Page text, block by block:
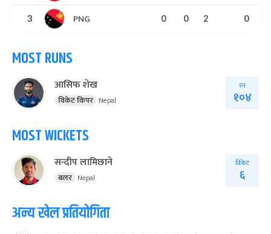
3 PNG 0 0 2 0
MOST RUNS
आसिफ शेख
विकेट किपर Nepal
रन
१०४
MOST WICKETS
सन्दीप लामिछाने
बलर Nepal
विकेट
६
अन्य खेल प्रतियोगिता